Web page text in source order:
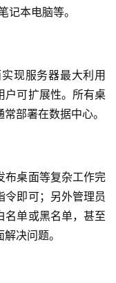
记本电脑等。
现服务器最大利用
户可扩展性。所有桌
部署在数据中心。
布桌面等复杂工作完
令即可；另外管理员
名单或黑名单，甚至
决问题。